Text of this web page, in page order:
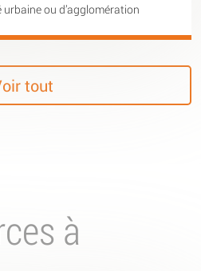
ou d’agglomération
tout
à